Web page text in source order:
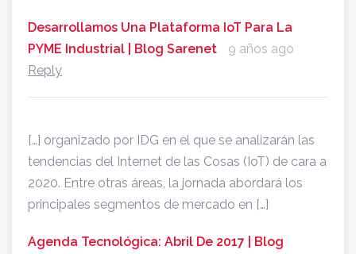
Desarrollamos Una Plataforma IoT Para La
PYME Industrial | Blog Sarenet
9 años ago
Reply
[…] organizado por IDG en el que se analizarán las
tendencias del Internet de las Cosas (IoT) de cara a
2020. Entre otras áreas, la jornada abordará los
principales segmentos de mercado en […]
Agenda Tecnológica: Abril De 2017 | Blog